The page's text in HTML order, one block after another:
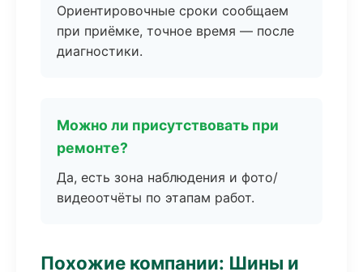
Ориентировочные сроки сообщаем
при приёмке, точное время — после
диагностики.
Можно ли присутствовать при
ремонте?
Да, есть зона наблюдения и фото/
видеоотчёты по этапам работ.
Похожие компании: Шины и